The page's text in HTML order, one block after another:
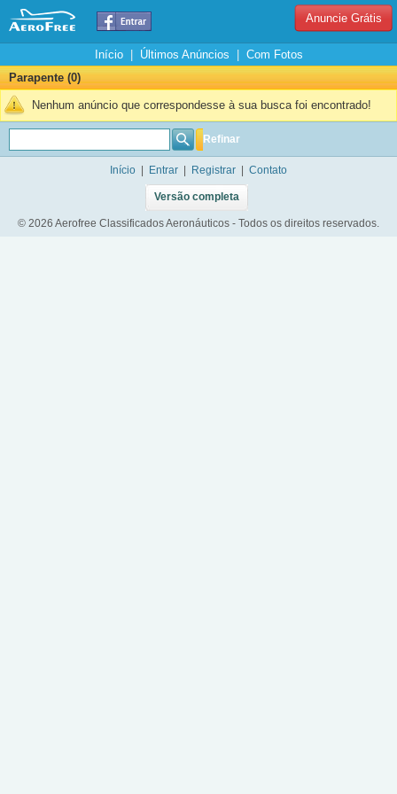
Anuncie Grátis
Início| Últimos Anúncios
Com Fotos
Parapente (0)
Nenhum anúncio que correspondesse à sua busca foi encontrado!
Refinar
Início Entrar Registrar Contato
Versão completa
© 2026 Aerofree Classificados Aeronáuticos - Todos os direitos reservados.